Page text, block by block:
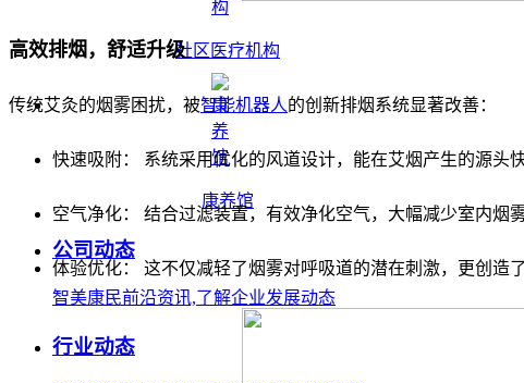
社区医疗机构
康养馆
公司动态
智美康民前沿资讯,了解企业发展动态
行业动态
高效排烟，舒适升级
传统艾灸的烟雾困扰，被智能机器人的创新排烟系统显著改善：
快速吸附： 系统采用优化的风道设计，能在艾烟产生的源头快
空气净化： 结合过滤装置，有效净化空气，大幅减少室内烟雾
体验优化： 这不仅减轻了烟雾对呼吸道的潜在刺激，更创造